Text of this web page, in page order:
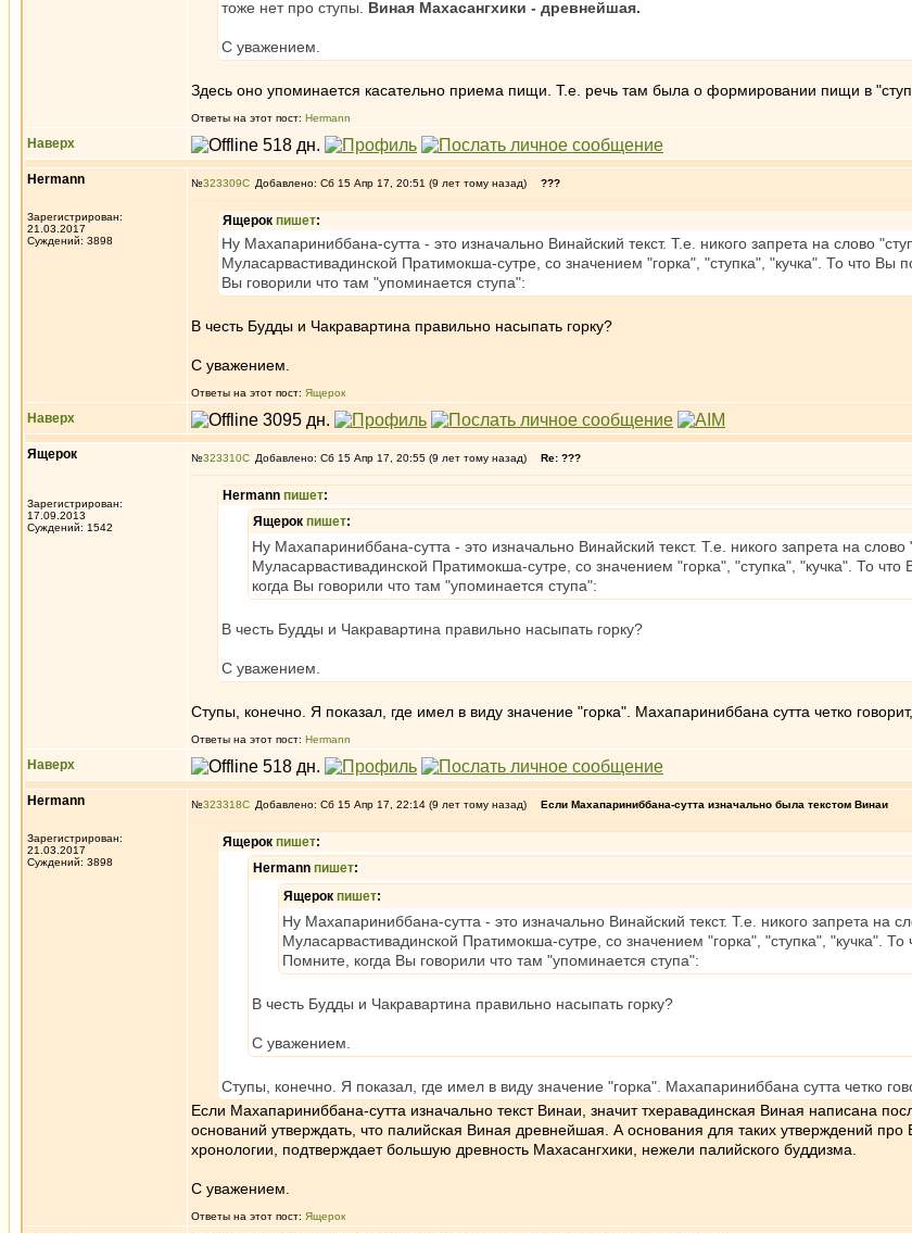
тоже нет про ступы. Виная Махасангхики - древнейшая.
С уважением.
Здесь оно упоминается касательно приема пищи. Т.е. речь там была о формировании пищи в
Ответы на этот пост: Hermann
Наверх
Hermann
Зарегистрирован:
21.03.2017
Суждений: 3898
№323309 Добавлено: Сб 15 Апр 17, 20:51 (9 лет тому назад) ???
Ящерок пишет:
Ну Махапариниббана-сутта - это изначально Винайский текст. Т.е. никого запрета на слово
Муласарвастивадинской Пратимокша-сутре, со значением "горка", "ступка", "кучка". То что
Вы говорили что там "упоминается ступа":
В честь Будды и Чакравартина правильно насыпать горку?
С уважением.
Ответы на этот пост: Ящерок
Наверх
Ящерок
Зарегистрирован:
17.09.2013
Суждений: 1542
№323310 Добавлено: Сб 15 Апр 17, 20:55 (9 лет тому назад) Re: ???
Hermann пишет:
Ящерок пишет:
Ну Махапариниббана-сутта - это изначально Винайский текст. Т.е. никого запрета на
Муласарвастивадинской Пратимокша-сутре, со значением "горка", "ступка", "кучка". То
когда Вы говорили что там "упоминается ступа":
В честь Будды и Чакравартина правильно насыпать горку?
С уважением.
Ступы, конечно. Я показал, где имел в виду значение "горка". Махапариниббана сутта четко
Ответы на этот пост: Hermann
Наверх
Hermann
Зарегистрирован:
21.03.2017
Суждений: 3898
№323318 Добавлено: Сб 15 Апр 17, 22:14 (9 лет тому назад) Если Махапариниббана-сутта изначально была текстом Винаи
Ящерок пишет:
Hermann пишет:
Ящерок пишет:
Ну Махапариниббана-сутта - это изначально Винайский текст. Т.е. никого запрета на
Муласарвастивадинской Пратимокша-сутре, со значением "горка", "ступка", "кучка".
Помните, когда Вы говорили что там "упоминается ступа":
В честь Будды и Чакравартина правильно насыпать горку?
С уважением.
Ступы, конечно. Я показал, где имел в виду значение "горка". Махапариниббана сутта четко
Если Махапариниббана-сутта изначально текст Винаи, значит тхеравадинская Виная написана
оснований утверждать, что палийская Виная древнейшая. А основания для таких утверждений
хронологии, подтверждает большую древность Махасангхики, нежели палийского буддизма.
С уважением.
Ответы на этот пост: Ящерок